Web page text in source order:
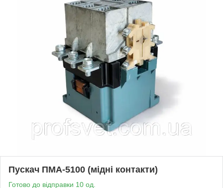
Пускач ПМА-5100 (мідні контакти)
Готово до відправки 10 од.